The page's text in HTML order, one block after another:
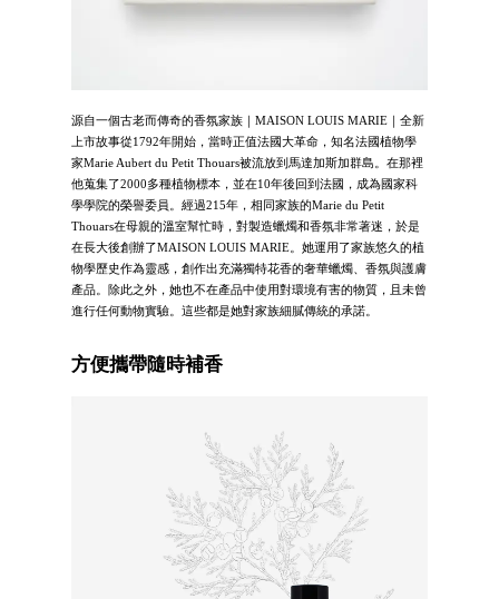
源自一個古老而傳奇的香氛家族｜MAISON LOUIS MARIE｜全新
上市故事從1792年開始，當時正值法國大革命，知名法國植物學
家Marie Aubert du Petit Thouars被流放到馬達加斯加群島。在那裡
他蒐集了2000多種植物標本，並在10年後回到法國，成為國家科
學學院的榮譽委員。經過215年，相同家族的Marie du Petit
Thouars在母親的溫室幫忙時，對製造蠟燭和香氛非常著迷，於是
在長大後創辦了MAISON LOUIS MARIE。她運用了家族悠久的植
物學歷史作為靈感，創作出充滿獨特花香的奢華蠟燭、香氛與護膚
產品。除此之外，她也不在產品中使用對環境有害的物質，且未曾
進行任何動物實驗。這些都是她對家族細膩傳統的承諾。
方便攜帶隨時補香